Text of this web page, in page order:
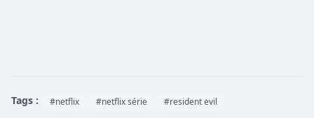
Tags : #netflix #netflix série #resident evil